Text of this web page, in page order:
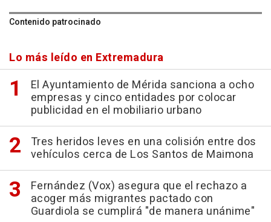
Contenido patrocinado
Lo más leído en Extremadura
El Ayuntamiento de Mérida sanciona a ocho
empresas y cinco entidades por colocar
publicidad en el mobiliario urbano
Tres heridos leves en una colisión entre dos
vehículos cerca de Los Santos de Maimona
Fernández (Vox) asegura que el rechazo a
acoger más migrantes pactado con
Guardiola se cumplirá "de manera unánime"